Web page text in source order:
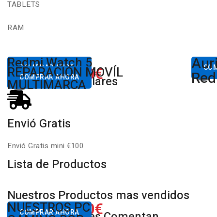
TABLETS
RAM
Desde80,00€
COMPRAR AHORA
Redmi Watch 5
Xiaomi
Desde650.00€
COMPRAR AHORA
REPARACIÓN MOVÍL
MULTIMARCA
Productos Populares
Envió Gratis
Envió Gratis mini €100
Lista de Productos
Nuestros Productos mas vendidos
Desde650.00€
COMPRAR AHORA
NUESTROS PC